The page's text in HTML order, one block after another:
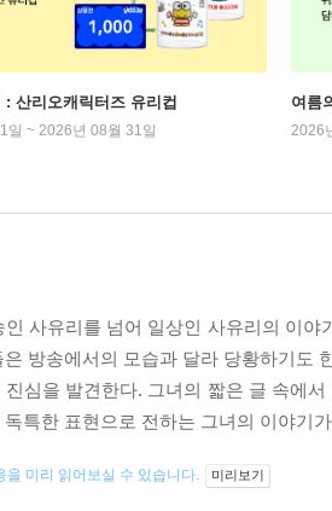
: 산리오캐릭터즈 유리컵
일 ~ 2026년 08월 31일
여름
2026
인 사유리를 넘어 일상인 사유리의 이
은 방송에서의 모습과 달라 당황하기도
진심을 발견한다. 그녀의 짧은 글 속에
독특한 표현으로 전하는 그녀의 이야기
을 미리 읽어보실 수 있습니다. 미리보기